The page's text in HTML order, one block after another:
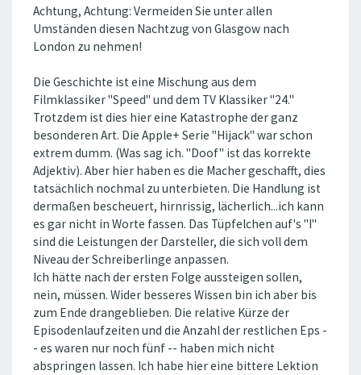
Achtung, Achtung: Vermeiden Sie unter allen
Umständen diesen Nachtzug von Glasgow nach
London zu nehmen!
Die Geschichte ist eine Mischung aus dem
Filmklassiker ''Speed'' und dem TV Klassiker ''24.''
Trotzdem ist dies hier eine Katastrophe der ganz
besonderen Art. Die Apple+ Serie ''Hijack'' war schon
extrem dumm. (Was sag ich. ''Doof'' ist das korrekte
Adjektiv). Aber hier haben es die Macher geschafft, dies
tatsächlich nochmal zu unterbieten. Die Handlung ist
dermaßen bescheuert, hirnrissig, lächerlich...ich kann
es gar nicht in Worte fassen. Das Tüpfelchen auf's ''I''
sind die Leistungen der Darsteller, die sich voll dem
Niveau der Schreiberlinge anpassen.
Ich hätte nach der ersten Folge aussteigen sollen,
nein, müssen. Wider besseres Wissen bin ich aber bis
zum Ende drangeblieben. Die relative Kürze der
Episodenlaufzeiten und die Anzahl der restlichen Eps -
- es waren nur noch fünf -- haben mich nicht
abspringen lassen. Ich habe hier eine bittere Lektion